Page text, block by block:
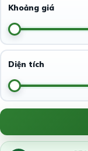
Khoảng giá
Diện tích